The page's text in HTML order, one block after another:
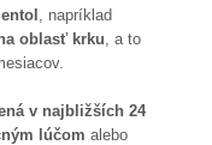
, napríklad
oblasť krku , a to
v najbližších 24
lúčom alebo